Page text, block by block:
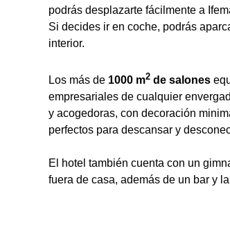
podrás desplazarte fácilmente a
Si decides ir en coche, podrás
interior.
Los más de 1000 m2 de salones
empresariales de cualquier
y acogedoras, con decoración
perfectos para descansar y
El hotel también cuenta con un
fuera de casa, además de un bar y